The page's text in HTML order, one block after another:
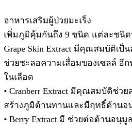
อาหารเสริมผู้ป่วยมะเร็ง
เพิ่มภูมิคุ้มกันถึง 9 ชนิด แต่ละช
Grape Skin Extract มีคุณสมบัติเป็
ช่วยชะลอความเสื่อมของเซลล์ อี
ในเลือด
• Cranberr Extract มีคุณสมบัติช่วย
สร้างภูมิต้านทานและมีฤทธิ์ต้านอ
• Berry Extract มี ช่วยต่อต้านอนุมู